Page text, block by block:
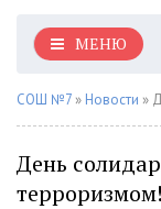
МЕНЮ
СОШ №7 » Новости »
День
терроризмом!